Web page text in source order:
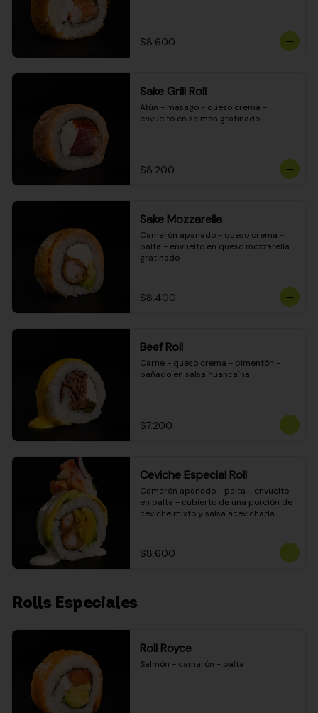
$8.600
Sake Grill Roll
Atún - masago - queso crema -
envuelto en salmón gratinado
$8.200
Sake Mozzarella
Camarón apanado - queso crema -
palta - envuelto en queso mozzarella
gratinado
$8.400
Beef Roll
Carne - queso crema - pimentón -
bañado en salsa huancaína
$7.200
Ceviche Especial Roll
Camarón apanado - palta - envuelto
en palta - cubierto de una porción de
ceviche mixto y salsa acevichada
$8.600
Rolls Especiales
Roll Royce
Salmón - camarón - palta